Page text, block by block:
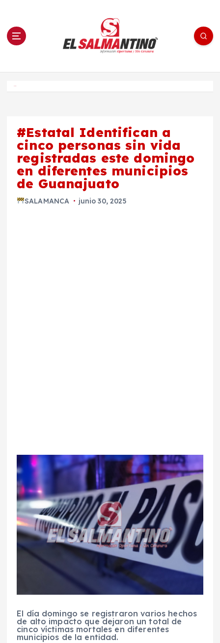
n El Salmantino - medios/noticias/editorial
#Estatal Identifican a
cinco personas sin vida
registradas este domingo
en diferentes municipios
de Guanajuato
SALAMANCA junio 30, 2025
El día domingo se registraron varios hechos
de alto impacto que dejaron un total de
cinco víctimas mortales en diferentes
municipios de la entidad.